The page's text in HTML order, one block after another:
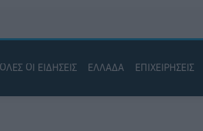
ΟΛΕΣ ΟΙ ΕΙΔΗΣΕΙΣ ΕΛΛΑΔΑ ΕΠΙΧΕΙΡΗΣΕΙΣ